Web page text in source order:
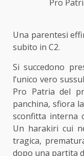
Pro
Una parentesi
subito in C2.
Si succedono
l’unico vero
Pro Patria del
panchina, sfiora
sconfitta interna
Un harakiri cui
tragica,
dopo una partita